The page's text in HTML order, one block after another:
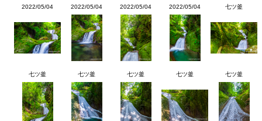
2022/05/04 2022/05/04 2022/05/04 2022/05/04 七ツ釜
七ツ釜 七ツ釜 七ツ釜 七ツ釜 七ツ釜